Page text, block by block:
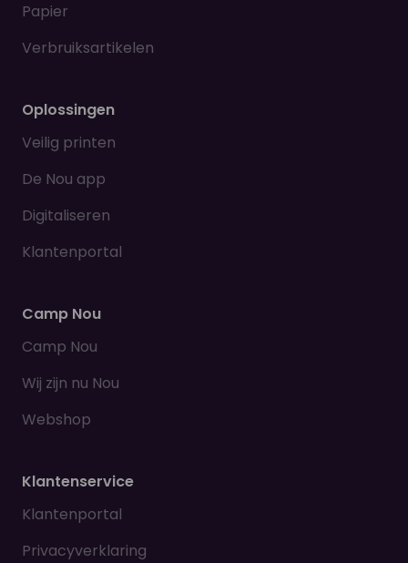
Papier
Verbruiksartikelen
Oplossingen
Veilig printen
De Nou app
Digitaliseren
Klantenportal
Camp Nou
Camp Nou
Wij zijn nu Nou
Webshop
Klantenservice
Klantenportal
Privacyverklaring